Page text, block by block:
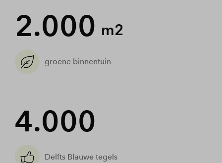
2.000 m2
groene binnentuin
4.000
Delfts Blauwe tegels